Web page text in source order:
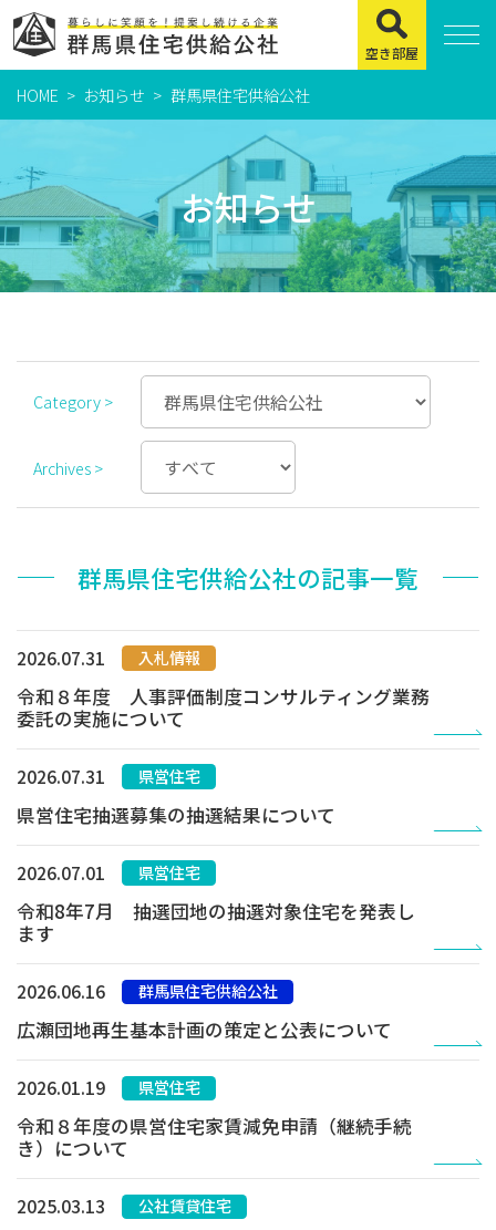
住まいをお探しの方
公社賃貸住宅
緊急通報システムについて
市営・町営住宅
賃貸店舗・事務所
よくある質問
お知らせ
相談センター
の方へ
利活用・管理
ついて
採用
情報
入札
情報
空き部屋
HOME お知らせ 群馬県住宅供給公社
お知らせ
Category >
Archives >
群馬県住宅供給公社の記事一覧
入札情報
2026.07.31
令和８年度 人事評価制度コンサルティング業務
委託の実施について
県営住宅
2026.07.31
県営住宅抽選募集の抽選結果について
県営住宅
2026.07.01
令和8年7月 抽選団地の抽選対象住宅を発表し
ます
群馬県住宅供給公社
2026.06.16
広瀬団地再生基本計画の策定と公表について
県営住宅
2026.01.19
令和８年度の県営住宅家賃減免申請（継続手続
き）について
公社賃貸住宅
2025.03.13